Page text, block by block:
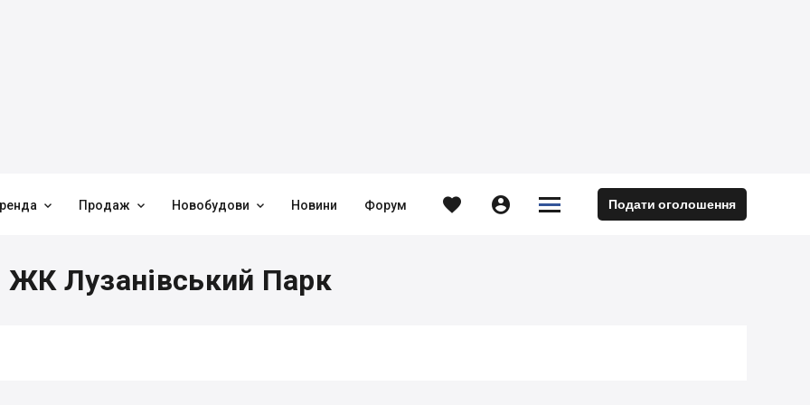
 Продаж  Новобудови  Новини Форум   

 Подати оголошення
ЖК Лузанівський Парк